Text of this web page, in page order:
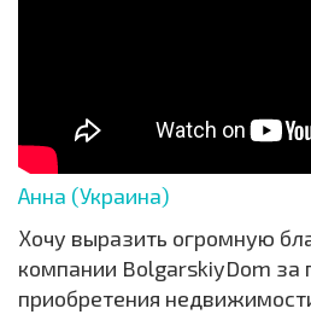
Анна (Украина)
Хочу выразить огромную
компании BolgarskiyDom за
приобретения